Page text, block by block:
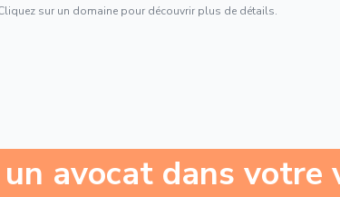
sur un domaine pour découvrir plus de détails.
avocat dans votre